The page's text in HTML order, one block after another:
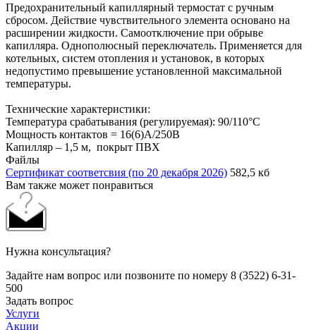
Предохранительный капиллярный термостат с ручным
сбросом. Действие чувствительного элемента основано на
расширении жидкости. Самоотключение при обрыве
капилляра. Однополюсный переключатель. Применяется для
котельных, систем отопления и установок, в которых
недопустимо превышение установленной максимальной
температуры.
Технические характеристики:
Температура срабатывания (регулируемая): 90/110°C
Мощность контактов = 16(6)А/250В
Капилляр – 1,5 м, покрыт ПВХ
Файлы
Сертификат соответсвия (по 20 декабря 2026) 582,5 кб
Вам также может понравиться
Нужна консультация?
Задайте нам вопрос или позвоните по номеру 8 (3522) 6-31-
500
Задать вопрос
Услуги
Акции